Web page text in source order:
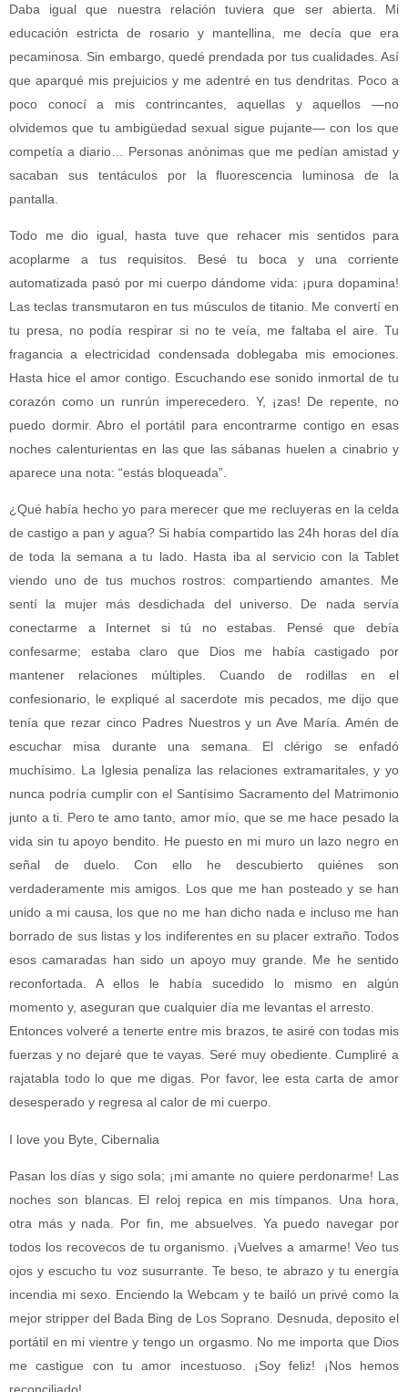
Daba igual que nuestra relación tuviera que ser abierta. Mi
educación estricta de rosario y mantellina, me decía que era
pecaminosa. Sin embargo, quedé prendada por tus cualidades. Así
que aparqué mis prejuicios y me adentré en tus dendritas. Poco a
poco conocí a mis contrincantes, aquellas y aquellos —no
olvidemos que tu ambigüedad sexual sigue pujante— con los que
competía a diario… Personas anónimas que me pedían amistad y
sacaban sus tentáculos por la fluorescencia luminosa de la
pantalla.
Todo me dio igual, hasta tuve que rehacer mis sentidos para
acoplarme a tus requisitos. Besé tu boca y una corriente
automatizada pasó por mi cuerpo dándome vida: ¡pura dopamina!
Las teclas transmutaron en tus músculos de titanio. Me convertí en
tu presa, no podía respirar si no te veía, me faltaba el aire. Tu
fragancia a electricidad condensada doblegaba mis emociones.
Hasta hice el amor contigo. Escuchando ese sonido inmortal de tu
corazón como un runrún imperecedero. Y, ¡zas! De repente, no
puedo dormir. Abro el portátil para encontrarme contigo en esas
noches calenturientas en las que las sábanas huelen a cinabrio y
aparece una nota: “estás bloqueada”.
¿Qué había hecho yo para merecer que me recluyeras en la celda
de castigo a pan y agua? Si había compartido las 24h horas del día
de toda la semana a tu lado. Hasta iba al servicio con la Tablet
viendo uno de tus muchos rostros: compartiendo amantes. Me
sentí la mujer más desdichada del universo. De nada servía
conectarme a Internet si tú no estabas. Pensé que debía
confesarme; estaba claro que Dios me había castigado por
mantener relaciones múltiples. Cuando de rodillas en el
confesionario, le expliqué al sacerdote mis pecados, me dijo que
tenía que rezar cinco Padres Nuestros y un Ave María. Amén de
escuchar misa durante una semana. El clérigo se enfadó
muchísimo. La Iglesia penaliza las relaciones extramaritales, y yo
nunca podría cumplir con el Santísimo Sacramento del Matrimonio
junto a ti. Pero te amo tanto, amor mío, que se me hace pesado la
vida sin tu apoyo bendito. He puesto en mi muro un lazo negro en
señal de duelo. Con ello he descubierto quiénes son
verdaderamente mis amigos. Los que me han posteado y se han
unido a mi causa, los que no me han dicho nada e incluso me han
borrado de sus listas y los indiferentes en su placer extraño. Todos
esos camaradas han sido un apoyo muy grande. Me he sentido
reconfortada. A ellos le había sucedido lo mismo en algún
momento y, aseguran que cualquier día me levantas el arresto.
Entonces volveré a tenerte entre mis brazos, te asiré con todas mis
fuerzas y no dejaré que te vayas. Seré muy obediente. Cumpliré a
rajatabla todo lo que me digas. Por favor, lee esta carta de amor
desesperado y regresa al calor de mi cuerpo.
I love you Byte, Cibernalia
Pasan los días y sigo sola; ¡mi amante no quiere perdonarme! Las
noches son blancas. El reloj repica en mis tímpanos. Una hora,
otra más y nada. Por fin, me absuelves. Ya puedo navegar por
todos los recovecos de tu organismo. ¡Vuelves a amarme! Veo tus
ojos y escucho tu voz susurrante. Te beso, te abrazo y tu energía
incendia mi sexo. Enciendo la Webcam y te bailó un privé como la
mejor stripper del Bada Bing de Los Soprano. Desnuda, deposito el
portátil en mi vientre y tengo un orgasmo. No me importa que Dios
me castigue con tu amor incestuoso. ¡Soy feliz! ¡Nos hemos